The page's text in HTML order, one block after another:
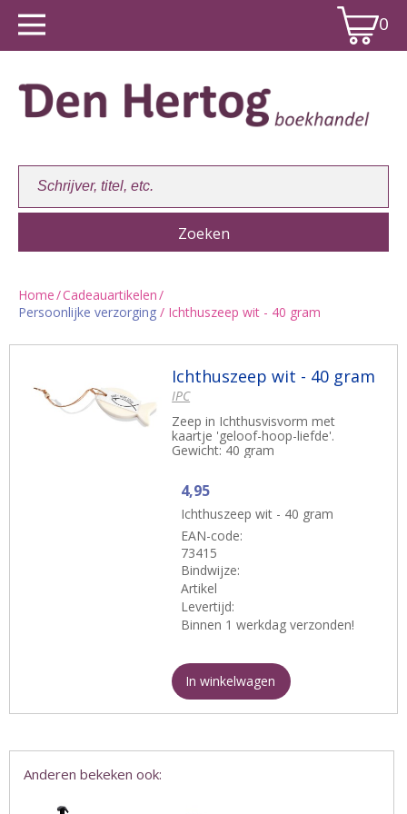
0
Winkelwagen:
Home/Cadeauartikelen/
Persoonlijke verzorging / Ichthuszeep wit - 40 gram
Ichthuszeep wit - 40 gram
IPC
Zeep in Ichthusvisvorm met
kaartje 'geloof-hoop-liefde'.
Gewicht: 40 gram
4,95
Ichthuszeep wit - 40 gram
EAN-code:
73415
Bindwijze:
Artikel
Levertijd:
Binnen 1 werkdag verzonden!
In winkelwagen
Anderen bekeken ook: